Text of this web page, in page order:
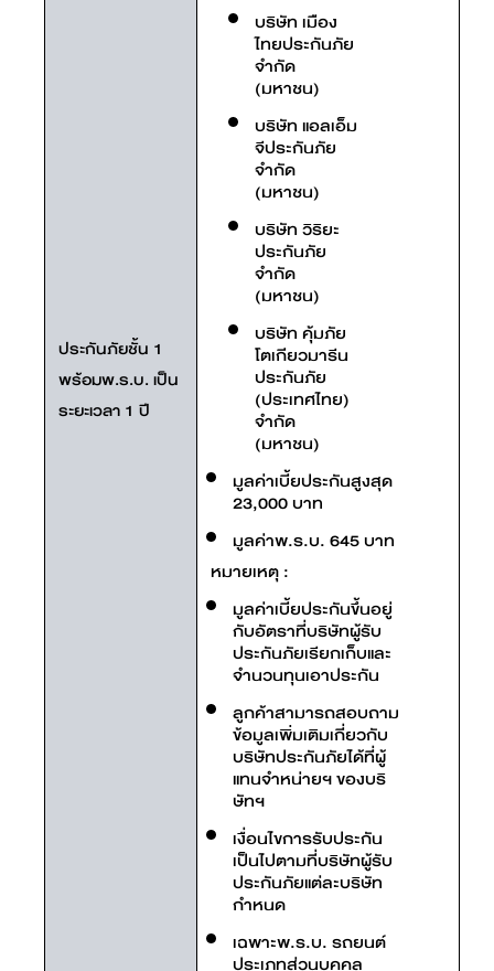
ประกันภัยชั้น 1
พร้อมพ.ร.บ. เป็น
ระยะเวลา 1 ปี
บริษัท เมือง
ไทยประกันภัย
จำกัด
(มหาชน)
บริษัท แอลเอ็ม
จีประกันภัย
จำกัด
(มหาชน)
บริษัท วิริยะ
ประกันภัย
จำกัด
(มหาชน)
บริษัท คุ้มภัย
โตเกียวมารีน
ประกันภัย
(ประเทศไทย)
จำกัด
(มหาชน)
มูลค่าเบี้ยประกันสูงสุด
23,000 บาท
มูลค่าพ.ร.บ. 645 บาท
หมายเหตุ :
มูลค่าเบี้ยประกันขึ้นอยู่
กับอัตราที่บริษัทผู้รับ
ประกันภัยเรียกเก็บและ
จำนวนทุนเอาประกัน
ลูกค้าสามารถสอบถาม
ข้อมูลเพิ่มเติมเกี่ยวกับ
บริษัทประกันภัยได้ที่ผู้
แทนจำหน่ายฯ ของบริ
ษัทฯ
เงื่อนไขการรับประกัน
เป็นไปตามที่บริษัทผู้รับ
ประกันภัยแต่ละบริษัท
กำหนด
เฉพาะพ.ร.บ. รถยนต์
ประเภทส่วนบุคคล